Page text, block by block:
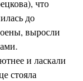
что
до
выросли
и ласкали
стояла